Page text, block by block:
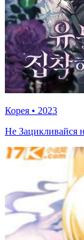
Корея • 2023
Не Зацикливайся